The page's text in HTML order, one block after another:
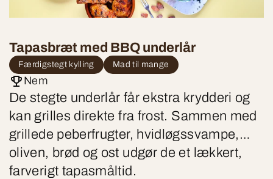
Tapasbræt med BBQ underlår
Færdigstegt kylling Mad til mange
Nem
De stegte underlår får ekstra krydderi og
kan grilles direkte fra frost. Sammen med
grillede peberfrugter, hvidløgssvampe,
oliven, brød og ost udgør de et lækkert,
farverigt tapasmåltid.